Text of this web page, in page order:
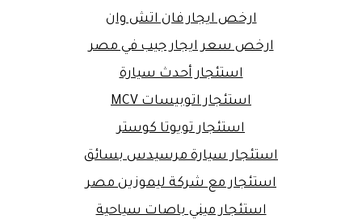
ارخص ايجار فان اتش وان
ارخص سعر ايجار جيب في مصر
استئجار أحدث سيارة
استئجار اتوبيسات MCV
استئجار تويوتا كوستر
استئجار سيارة مرسيدس بسائق
استئجار مع شركة ليموزين مصر
استئجار ميني باصات سياحية